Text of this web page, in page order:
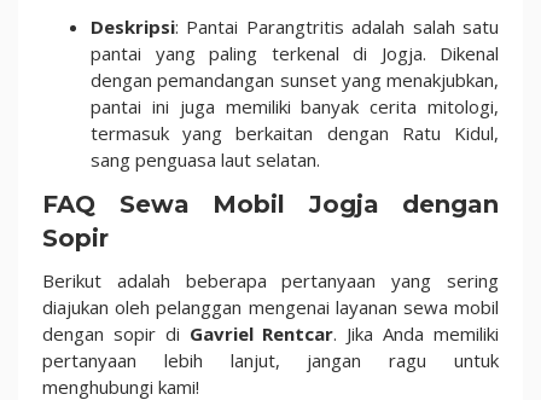
Deskripsi: Pantai Parangtritis adalah salah satu
pantai yang paling terkenal di Jogja. Dikenal
dengan pemandangan sunset yang menakjubkan,
pantai ini juga memiliki banyak cerita mitologi,
termasuk yang berkaitan dengan Ratu Kidul,
sang penguasa laut selatan.
FAQ Sewa Mobil Jogja dengan
Sopir
Berikut adalah beberapa pertanyaan yang sering
diajukan oleh pelanggan mengenai layanan sewa mobil
dengan sopir di Gavriel Rentcar. Jika Anda memiliki
pertanyaan lebih lanjut, jangan ragu untuk
menghubungi kami!